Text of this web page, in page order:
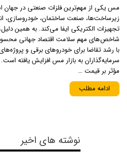
مس یکی از مهم‌ترین فلزات صنعتی در
زیرساخت‌ها، صنعت ساختمان، خودروسازی،
تجهیزات الکتریکی ایفا می‌کند. به همین
شاخص‌های مهم سلامت اقتصاد جهانی
با رشد تقاضا برای خودروهای برقی و
سرمایه‌گذاران به بازار مس افزایش یافته
مؤثر بر قیمت …
ادامه مطلب
نوشته های اخیر